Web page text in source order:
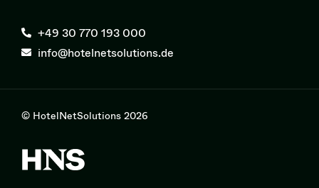
+49 30 770 193 000
info@hotelnetsolutions.de
© HotelNetSolutions 2026